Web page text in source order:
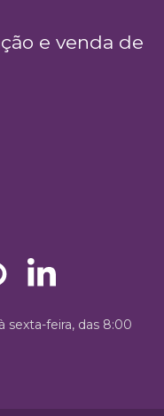
e venda de
sexta-feira, das 8:00